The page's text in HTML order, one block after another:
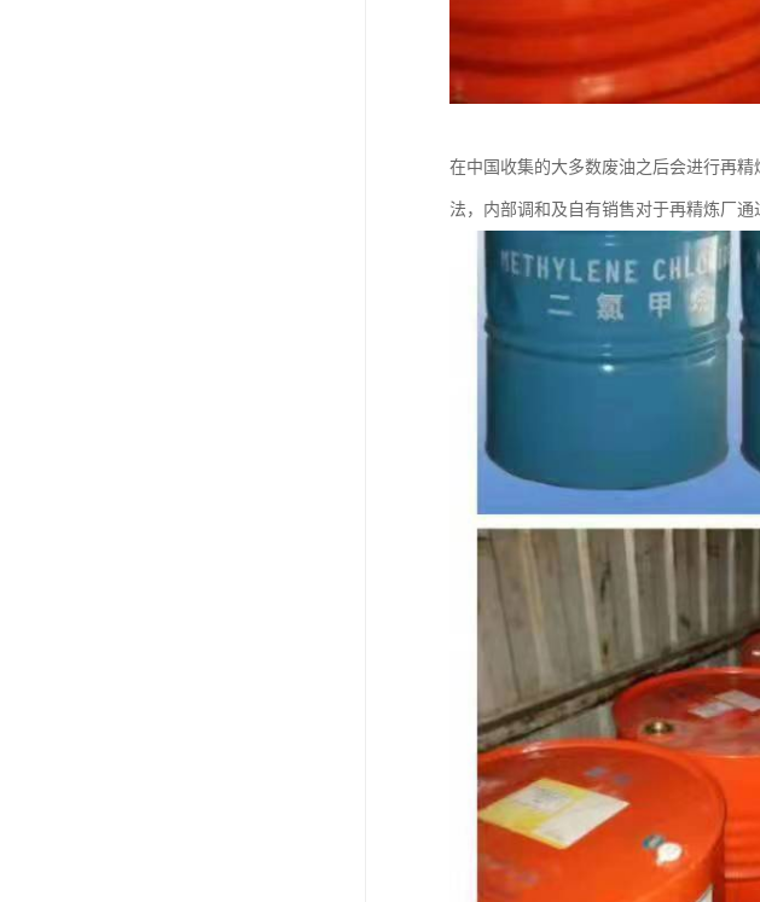
在中国收集的大多数废油之后会进行再
法，内部调和及自有销售对于再精炼厂